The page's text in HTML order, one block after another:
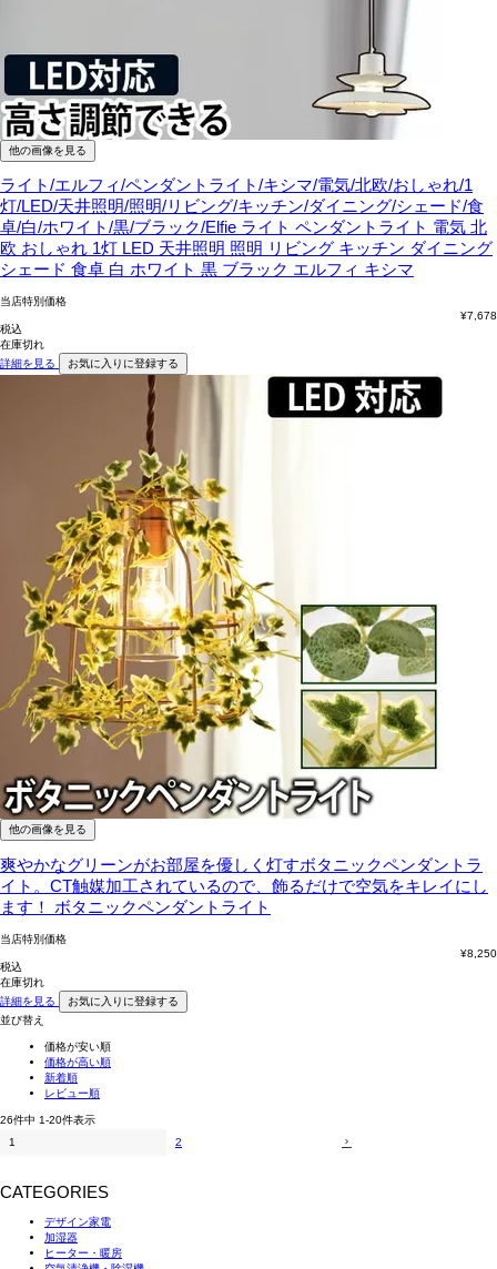
他の画像を見る
ライト/エルフィ/ペンダントライト/キシマ/電気/北欧/おしゃれ/1
灯/LED/天井照明/照明/リビング/キッチン/ダイニング/シェード/食
卓/白/ホワイト/黒/ブラック/Elfie ライト ペンダントライト 電気 北
欧 おしゃれ 1灯 LED 天井照明 照明 リビング キッチン ダイニング
シェード 食卓 白 ホワイト 黒 ブラック エルフィ キシマ
当店特別価格
¥7,678
税込
在庫切れ
詳細を見る
お気に入りに登録する
他の画像を見る
爽やかなグリーンがお部屋を優しく灯すボタニックペンダントラ
イト。CT触媒加工されているので、飾るだけで空気をキレイにし
ます！
ボタニックペンダントライト
当店特別価格
¥8,250
税込
在庫切れ
詳細を見る
お気に入りに登録する
並び替え
価格が安い順
価格が高い順
新着順
レビュー順
26件中 1-20件表示
1
2
CATEGORIES
デザイン家電
加湿器
ヒーター・暖房